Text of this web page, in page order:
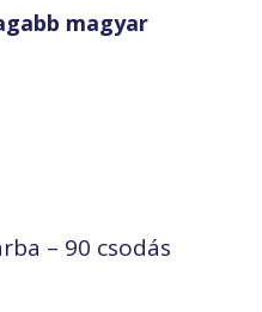
magyar
– 90 csodás